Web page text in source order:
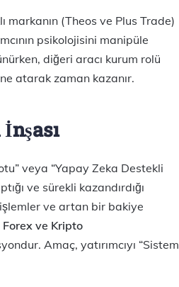
markanın (Theos ve Plus Trade)
psikolojisini manipüle
diğeri aracı kurum rolü
atarak zaman kazanır.
veya “Yapay Zeka Destekli
ve sürekli kazandırdığı
ve artan bir bakiye
ve Kripto
Amaç, yatırımcıyı “Sistem